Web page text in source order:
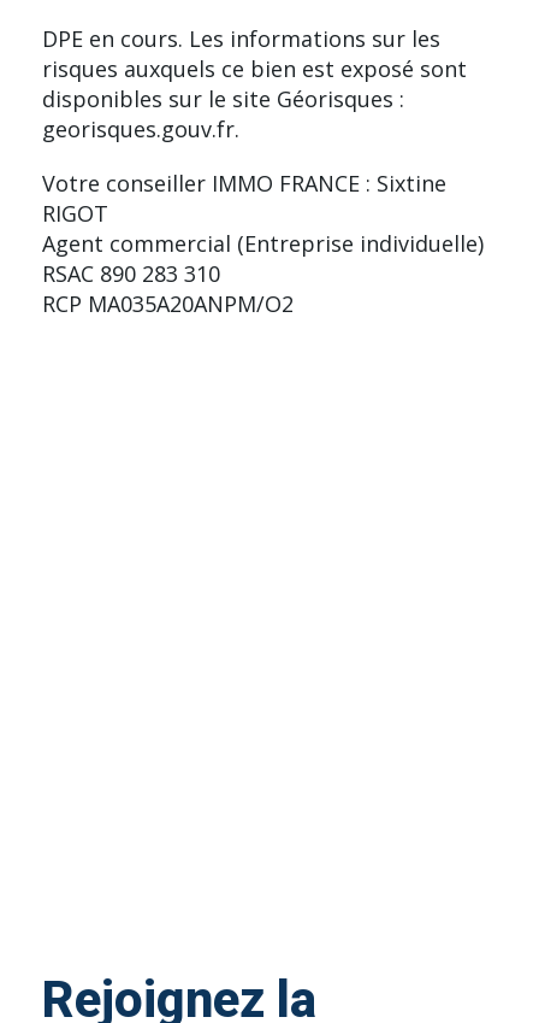
DPE en cours. Les informations sur les
risques auxquels ce bien est exposé sont
disponibles sur le site Géorisques :
georisques.gouv.fr.
Votre conseiller IMMO FRANCE : Sixtine
RIGOT
Agent commercial (Entreprise individuelle)
RSAC 890 283 310
RCP MA035A20ANPM/O2
Rejoignez la